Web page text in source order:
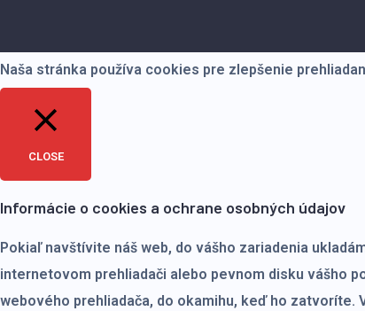
Naša stránka používa cookies pre zlepšenie
CLOSE
Informácie o cookies a ochrane osobných údajov
Pokiaľ navštívite náš web, do vášho zariadenia
internetovom prehliadači alebo pevnom disku vášho
webového prehliadača, do okamihu, keď ho